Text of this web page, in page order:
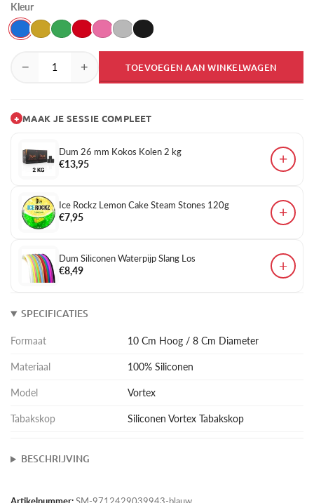
Kleur
− + TOEVOEGEN AAN WINKELWAGEN
+ MAAK JE SESSIE COMPLEET
Dum 26 mm Kokos Kolen 2 kg
€13,95
+
Ice Rockz Lemon Cake Steam Stones 120g
€7,95
+
Dum Siliconen Waterpijp Slang Los
€8,49
+
SPECIFICATIES
Formaat 10 Cm Hoog / 8 Cm Diameter
Materiaal 100% Siliconen
Model Vortex
Tabakskop Siliconen Vortex Tabakskop
BESCHRIJVING